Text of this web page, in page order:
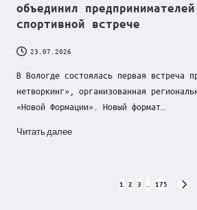
объединил
спортивной встрече
23.07.2026
В Вологде состоялась первая встреча
нетворкинг», организованная
«Новой Формации». Новый формат…
Читать далее
1 2 3 175